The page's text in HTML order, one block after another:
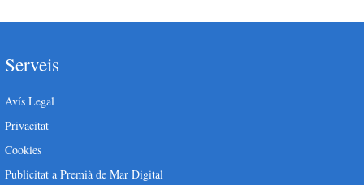
Serveis
Avís Legal
Privacitat
Cookies
Publicitat a Premià de Mar Digital